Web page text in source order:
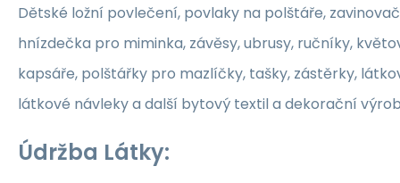
Dětské ložní povlečení, povlaky na polštáře,
hnízdečka pro miminka, závěsy, ubrusy, ručníky,
kapsáře, polštářky pro mazlíčky, tašky, zástěrky,
látkové návleky a další bytový textil a dekorační
Údržba Látky: